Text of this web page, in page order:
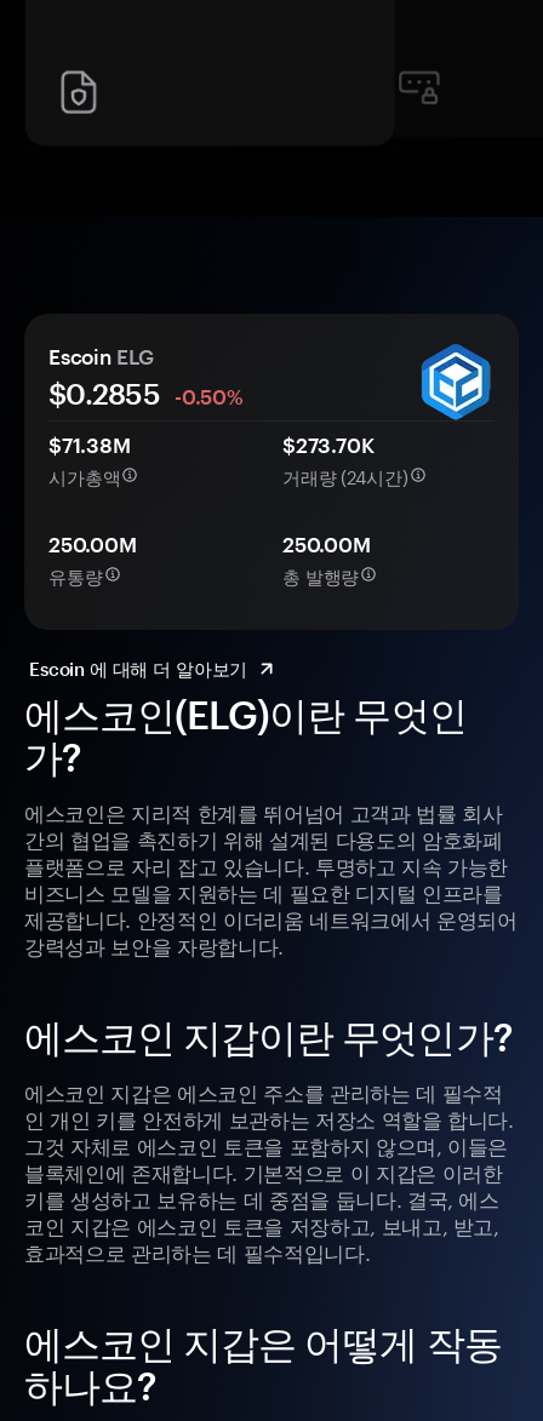
에스코인(ELG)이란 무엇인
가?
에스코인은 지리적 한계를 뛰어넘어 고객과 법률 회사
간의 협업을 촉진하기 위해 설계된 다용도의 암호화폐
플랫폼으로 자리 잡고 있습니다. 투명하고 지속 가능한
비즈니스 모델을 지원하는 데 필요한 디지털 인프라를
제공합니다. 안정적인 이더리움 네트워크에서 운영되어
강력성과 보안을 자랑합니다.
에스코인 지갑이란 무엇인가?
에스코인 지갑은 에스코인 주소를 관리하는 데 필수적
인 개인 키를 안전하게 보관하는 저장소 역할을 합니다.
그것 자체로 에스코인 토큰을 포함하지 않으며, 이들은
블록체인에 존재합니다. 기본적으로 이 지갑은 이러한
키를 생성하고 보유하는 데 중점을 둡니다. 결국, 에스
코인 지갑은 에스코인 토큰을 저장하고, 보내고, 받고,
효과적으로 관리하는 데 필수적입니다.
에스코인 지갑은 어떻게 작동
하나요?
Escoin ELG
$0.2855
-0.50%
$71.38M
시가총액
$273.70K
거래량 (24시간)
250.00M
유통량
250.00M
총 발행량
Escoin 에 대해 더 알아보기